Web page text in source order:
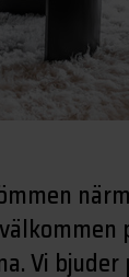
Vi